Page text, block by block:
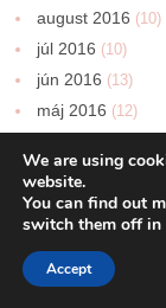
august 2016 (10)
júl 2016 (10)
jún 2016 (13)
máj 2016 (12)
marec 2016
február 2016(10)
január 2016(9)
december 2015
We are using
website.
You can find out
switch them off in
Accept